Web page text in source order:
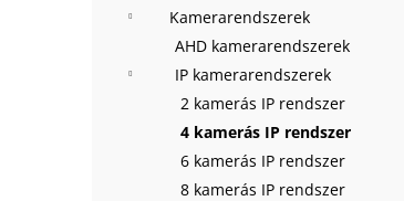
Kamerarendszerek
AHD kamerarendszerek
IP kamerarendszerek
2 kamerás IP rendszer
4 kamerás IP rendszer
6 kamerás IP rendszer
8 kamerás IP rendszer